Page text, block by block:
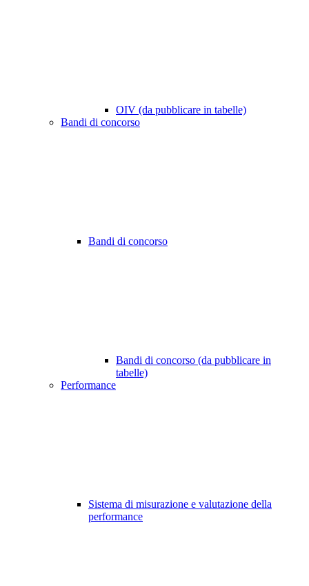
OIV (da pubblicare in tabelle)
Bandi di concorso
Bandi di concorso
Bandi di concorso (da pubblicare in
tabelle)
Performance
Sistema di misurazione e valutazione della
performance